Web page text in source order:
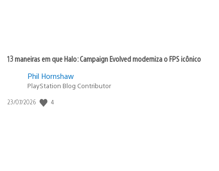
13 maneiras em que Halo: Campaign Evolved moderniza o FPS icônico
Phil Hornshaw
PlayStation Blog Contributor
Data
23/07/2026 4